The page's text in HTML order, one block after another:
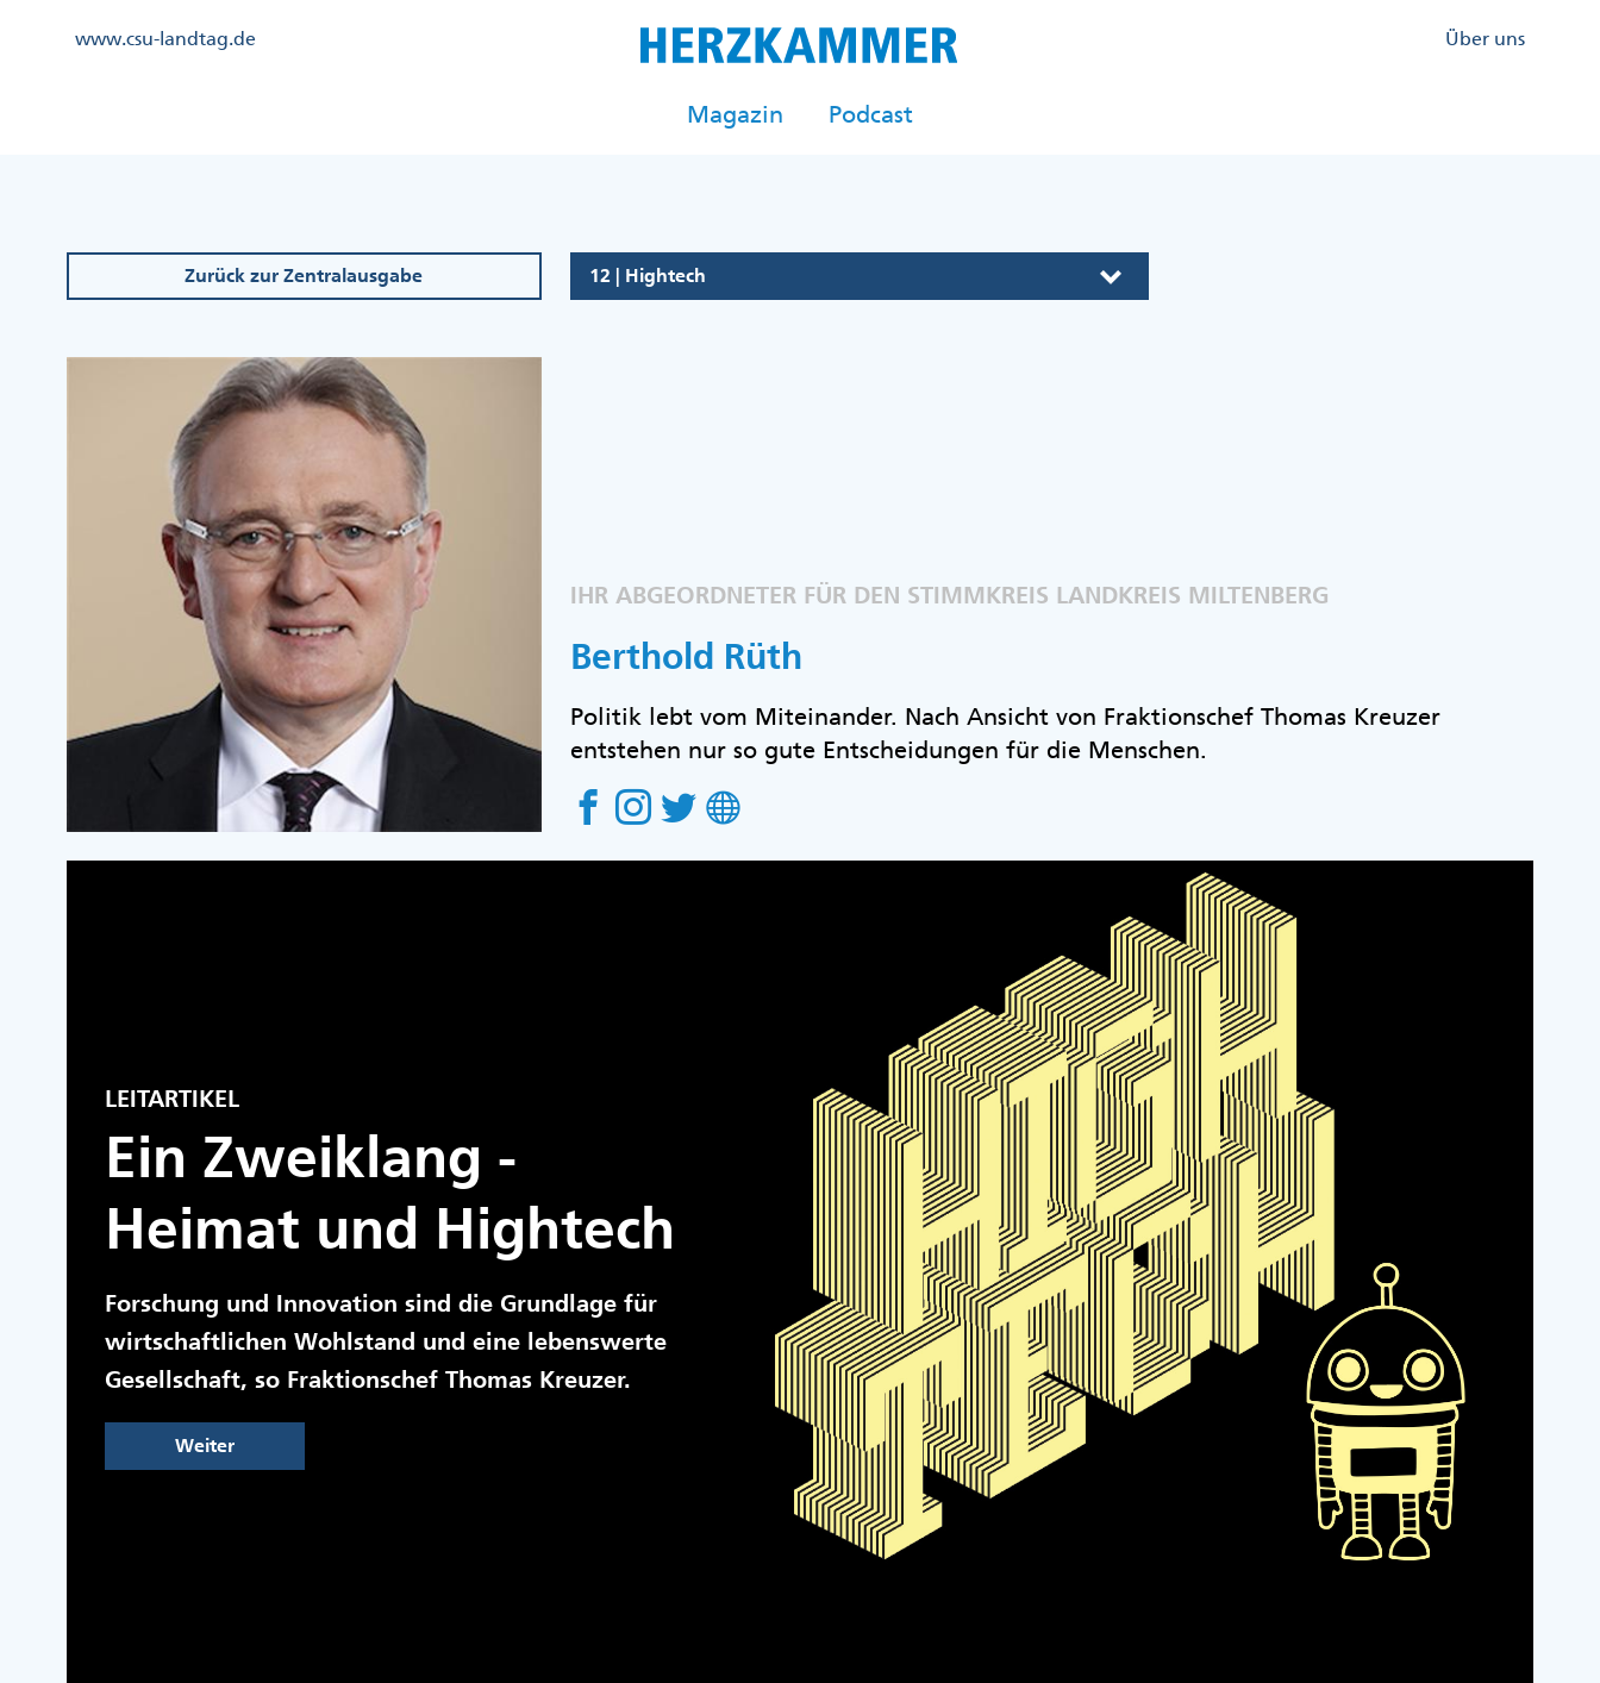
Kopfzeile
www.csu-landtag.de
Kopfzeile
Über uns
Magazin Podcast
Zurück zur Zentralausgabe 12 | Hightech
IHR ABGEORDNETER FÜR DEN STIMMKREIS LANDKREIS MILTENBERG
Berthold Rüth
Politik lebt vom Miteinander. Nach Ansicht von Fraktionschef Thomas Kreuzer
entstehen nur so gute Entscheidungen für die Menschen.
LEITARTIKEL
Ein Zweiklang -
Heimat und Hightech
Forschung und Innovation sind die Grundlage für
wirtschaftlichen Wohlstand und eine lebenswerte
Gesellschaft, so Fraktionschef Thomas Kreuzer.
Weiter